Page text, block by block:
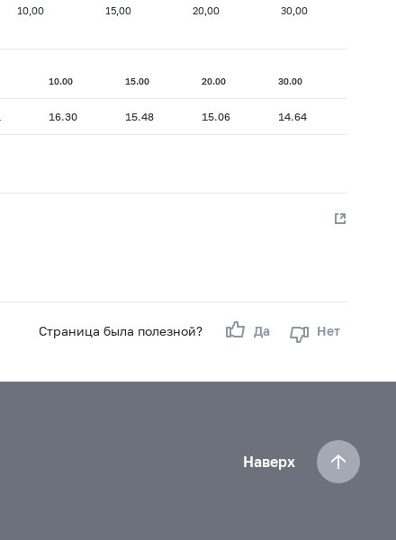
10,00 15,00 20,00 30,00
10.00 15.00 20.00 30.00
16.30 15.48 15.06 14.64
Страница была полезной? Да Нет
Наверх